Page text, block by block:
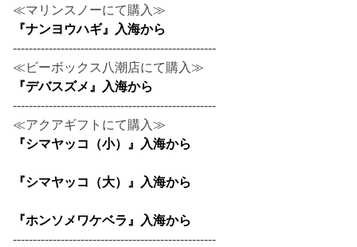
≪マリンスノーにて購入≫
『ナンヨウハギ』入海から
---------------------------------------------------
≪ビーボックス八潮店にて購入≫
『デバスズメ』入海から
---------------------------------------------------
≪アクアギフトにて購入≫
『シマヤッコ（小）』入海から
『シマヤッコ（大）』入海から
『ホンソメワケベラ』入海から
---------------------------------------------------